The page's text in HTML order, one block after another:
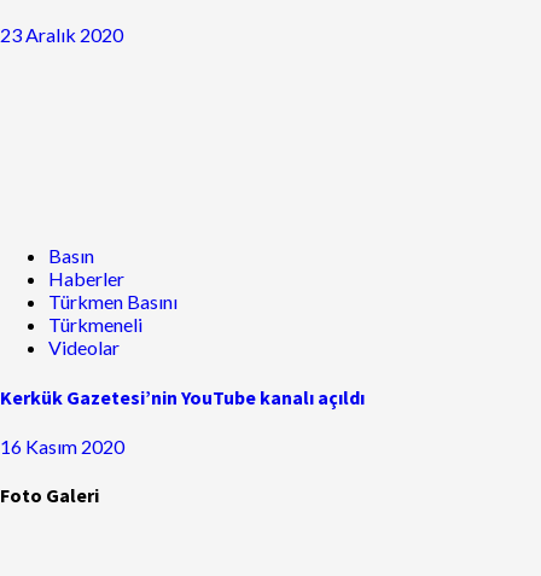
23 Aralık 2020
Basın
Haberler
Türkmen Basını
Türkmeneli
Videolar
Kerkük Gazetesi’nin YouTube kanalı açıldı
16 Kasım 2020
Foto Galeri